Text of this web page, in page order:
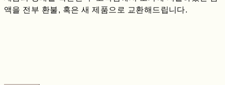
액을 전부 환불, 혹은 새 제품으로 교환해드립니다.